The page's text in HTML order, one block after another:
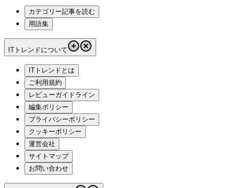
カテゴリー記事を読む
用語集
ITトレンドについて
ITトレンドとは
ご利用規約
レビューガイドライン
編集ポリシー
プライバシーポリシー
クッキーポリシー
運営会社
サイトマップ
お問い合わせ